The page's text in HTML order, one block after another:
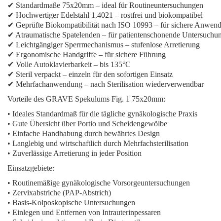
✔ Standardmaße 75x20mm – ideal für Routineuntersuchungen
✔ Hochwertiger Edelstahl 1.4021 – rostfrei und biokompatibel
✔ Geprüfte Biokompatibilität nach ISO 10993 – für sichere
✔ Atraumatische Spatelenden – für patientenschonende
✔ Leichtgängiger Sperrmechanismus – stufenlose Arretierung
✔ Ergonomische Handgriffe – für sichere Führung
✔ Volle Autoklavierbarkeit – bis 135°C
✔ Steril verpackt – einzeln für den sofortigen Einsatz
✔ Mehrfachanwendung – nach Sterilisation wiederverwendbar
Vorteile des GRAVE Spekulums Fig. 1 75x20mm:
• Ideales Standardmaß für die tägliche gynäkologische Praxis
• Gute Übersicht über Portio und Scheidengewölbe
• Einfache Handhabung durch bewährtes Design
• Langlebig und wirtschaftlich durch Mehrfachsterilisation
• Zuverlässige Arretierung in jeder Position
Einsatzgebiete:
• Routinemäßige gynäkologische Vorsorgeuntersuchungen
• Zervixabstriche (PAP-Abstrich)
• Basis-Kolposkopische Untersuchungen
• Einlegen und Entfernen von Intrauterinpessaren